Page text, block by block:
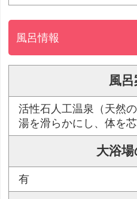
風呂情報
風呂
活性石人工温泉（天然
湯を滑らかにし、体を
大浴
有